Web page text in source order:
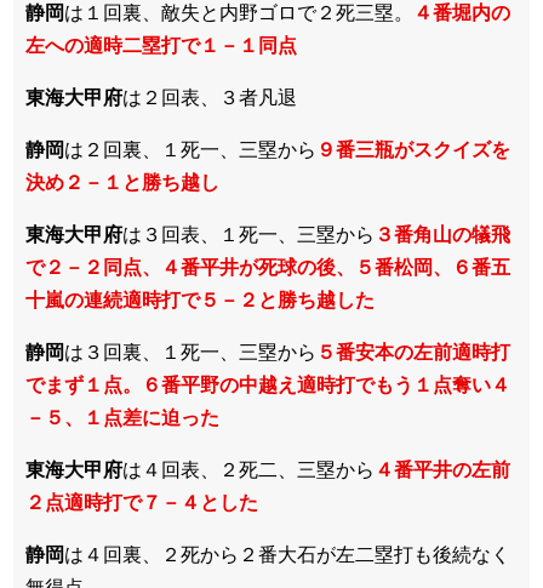
静岡は１回裏、敵失と内野ゴロで２死三塁。
４番堀内の
左への適時二塁打で１－１同点
東海大甲府は２回表、３者凡退
静岡は２回裏、１死一、三塁から ９番三瓶がスクイズを
決め２－１と勝ち越し
東海大甲府は３回表、１死一、三塁から ３番角山の犠飛
で２－２同点、４番平井が死球の後、５番松岡、６番五
十嵐の連続適時打で５－２と勝ち越した
静岡は３回裏、１死一、三塁から ５番安本の左前適時打
でまず１点。６番平野の中越え適時打でもう１点奪い４
－５、１点差に迫った
東海大甲府は４回表、２死二、三塁から ４番平井の左前
２点適時打で７－４とした
静岡は４回裏、２死から２番大石が左二塁打も後続なく